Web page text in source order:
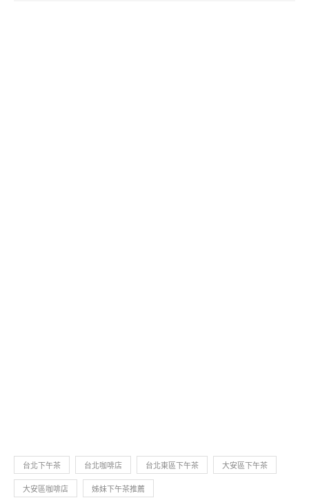
台北下午茶 台北咖啡店 台北東區下午茶 大安區下午茶
大安區咖啡店 姊妹下午茶推薦